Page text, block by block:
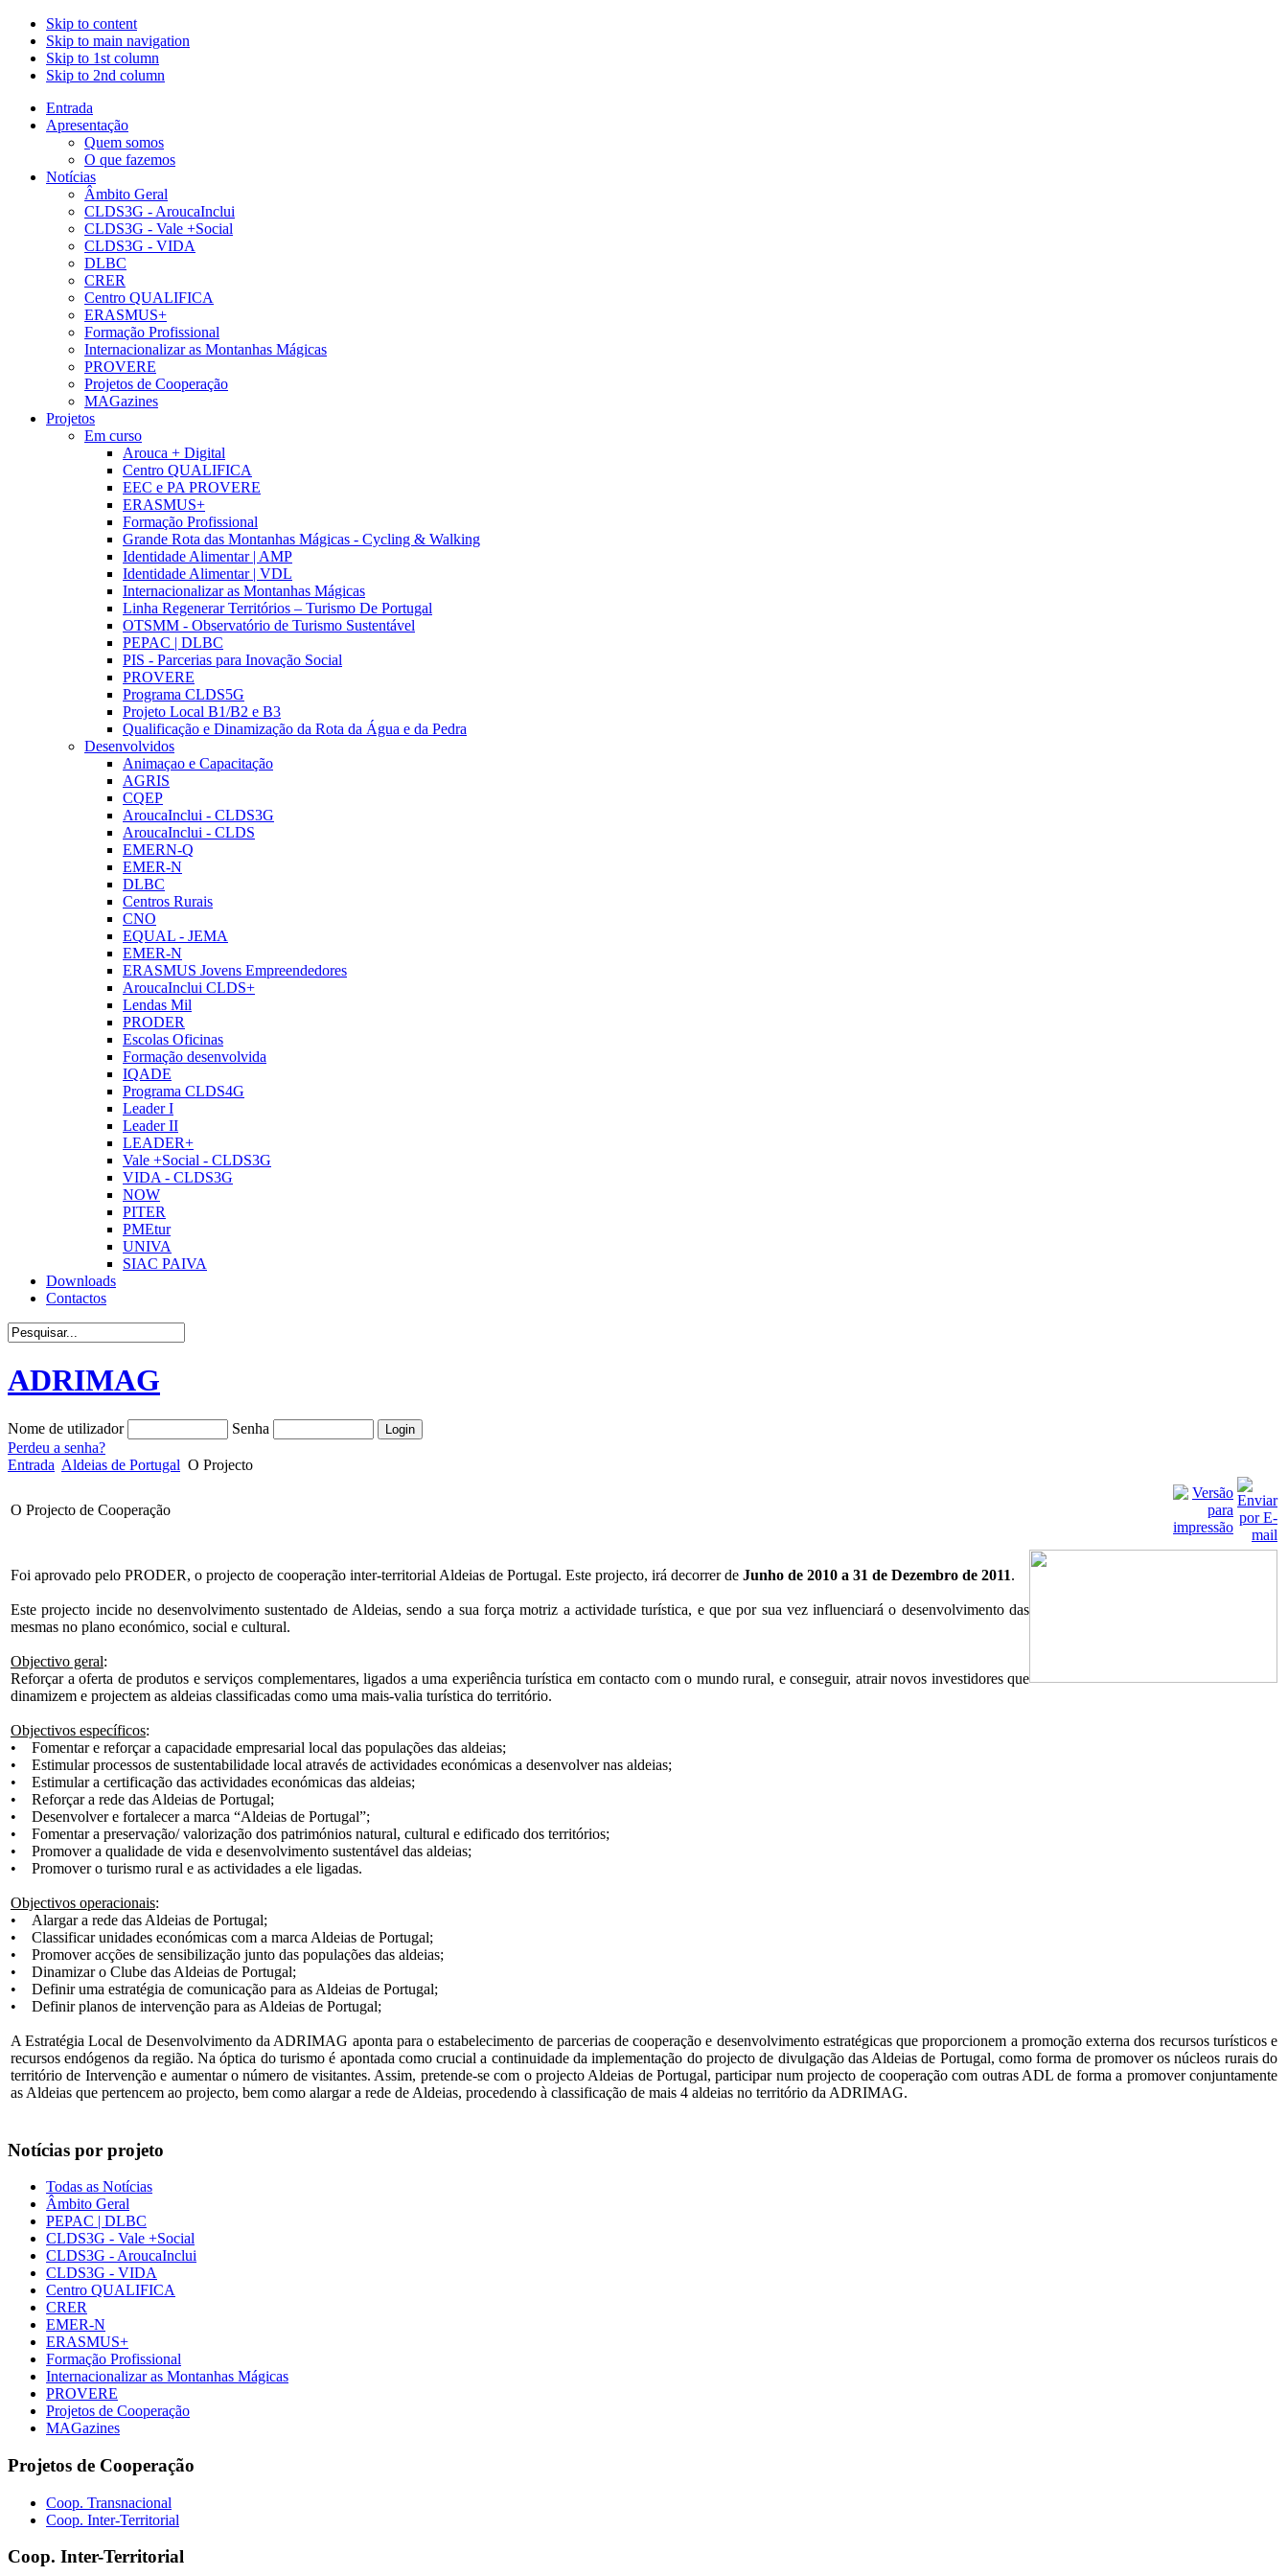
Skip to content
Skip to main navigation
Skip to 1st column
Skip to 2nd column
Entrada
Apresentação
Quem somos
O que fazemos
Notícias
Âmbito Geral
CLDS3G - AroucaInclui
CLDS3G - Vale +Social
CLDS3G - VIDA
DLBC
CRER
Centro QUALIFICA
ERASMUS+
Formação Profissional
Internacionalizar as Montanhas Mágicas
PROVERE
Projetos de Cooperação
MAGazines
Projetos
Em curso
Arouca + Digital
Centro QUALIFICA
EEC e PA PROVERE
ERASMUS+
Formação Profissional
Grande Rota das Montanhas Mágicas - Cycling & Walking
Identidade Alimentar | AMP
Identidade Alimentar | VDL
Internacionalizar as Montanhas Mágicas
Linha Regenerar Territórios – Turismo De Portugal
OTSMM - Observatório de Turismo Sustentável
PEPAC | DLBC
PIS - Parcerias para Inovação Social
PROVERE
Programa CLDS5G
Projeto Local B1/B2 e B3
Qualificação e Dinamização da Rota da Água e da Pedra
Desenvolvidos
Animaçao e Capacitação
AGRIS
CQEP
AroucaInclui - CLDS3G
AroucaInclui - CLDS
EMERN-Q
EMER-N
DLBC
Centros Rurais
CNO
EQUAL - JEMA
EMER-N
ERASMUS Jovens Empreendedores
AroucaInclui CLDS+
Lendas Mil
PRODER
Escolas Oficinas
Formação desenvolvida
IQADE
Programa CLDS4G
Leader I
Leader II
LEADER+
Vale +Social - CLDS3G
VIDA - CLDS3G
NOW
PITER
PMEtur
UNIVA
SIAC PAIVA
Downloads
Contactos
ADRIMAG
Nome de utilizador
Senha
Perdeu a senha?
Entrada Aldeias de Portugal O Projecto
O Projecto de Cooperação
Foi aprovado pelo PRODER, o projecto de cooperação inter-territorial Aldeias de Portugal. Este projecto, irá decorrer de Junho de 2010 a 31 de Dezembro de 2011.
Este projecto incide no desenvolvimento sustentado de Aldeias, sendo a sua força motriz a actividade turística, e que por sua vez influenciará o desenvolvimento das
mesmas no plano económico, social e cultural.
Objectivo geral:
Reforçar a oferta de produtos e serviços complementares, ligados a uma experiência turística em contacto com o mundo rural, e conseguir, atrair novos investidores que
dinamizem e projectem as aldeias classificadas como uma mais-valia turística do território.
Objectivos específicos:
• Fomentar e reforçar a capacidade empresarial local das populações das aldeias;
• Estimular processos de sustentabilidade local através de actividades económicas a desenvolver nas aldeias;
• Estimular a certificação das actividades económicas das aldeias;
• Reforçar a rede das Aldeias de Portugal;
• Desenvolver e fortalecer a marca “Aldeias de Portugal”;
• Fomentar a preservação/ valorização dos patrimónios natural, cultural e edificado dos territórios;
• Promover a qualidade de vida e desenvolvimento sustentável das aldeias;
• Promover o turismo rural e as actividades a ele ligadas.
Objectivos operacionais:
• Alargar a rede das Aldeias de Portugal;
• Classificar unidades económicas com a marca Aldeias de Portugal;
• Promover acções de sensibilização junto das populações das aldeias;
• Dinamizar o Clube das Aldeias de Portugal;
• Definir uma estratégia de comunicação para as Aldeias de Portugal;
• Definir planos de intervenção para as Aldeias de Portugal;
A Estratégia Local de Desenvolvimento da ADRIMAG aponta para o estabelecimento de parcerias de cooperação e desenvolvimento estratégicas que proporcionem a promoção externa dos recursos turísticos e
recursos endógenos da região. Na óptica do turismo é apontada como crucial a continuidade da implementação do projecto de divulgação das Aldeias de Portugal, como forma de promover os núcleos rurais do
território de Intervenção e aumentar o número de visitantes. Assim, pretende-se com o projecto Aldeias de Portugal, participar num projecto de cooperação com outras ADL de forma a promover conjuntamente
as Aldeias que pertencem ao projecto, bem como alargar a rede de Aldeias, procedendo à classificação de mais 4 aldeias no território da ADRIMAG.
Notícias por projeto
Todas as Notícias
Âmbito Geral
PEPAC | DLBC
CLDS3G - Vale +Social
CLDS3G - AroucaInclui
CLDS3G - VIDA
Centro QUALIFICA
CRER
EMER-N
ERASMUS+
Formação Profissional
Internacionalizar as Montanhas Mágicas
PROVERE
Projetos de Cooperação
MAGazines
Projetos de Cooperação
Coop. Transnacional
Coop. Inter-Territorial
Coop. Inter-Territorial